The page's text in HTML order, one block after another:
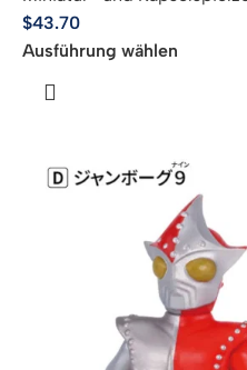
$43.70
Ausführung wählen